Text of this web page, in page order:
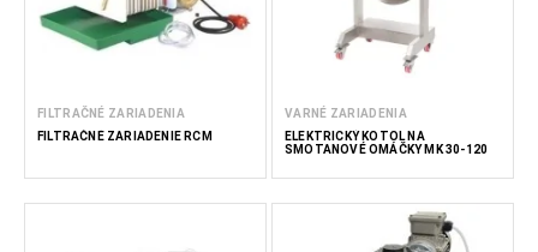
FILTRAČNÉ ZARIADENIA
FILTRAČNÉ ZARIADENIE RCM
VARNÉ ZARIADENIA
ELEKTRICKÝ KOTOL NA
SMOTANOVÉ OMÁČKY MK 30-120